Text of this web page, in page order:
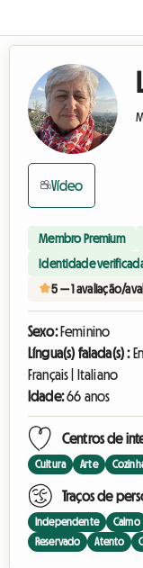
Vídeo
Membro Premium
Identidade
5 — 1 avaliação/
Sexo:Feminino
Língua(s) falada(s) :
Français | Italiano
Idade:66 anos
Centros de
Cultura Arte
Traços de
Independente Calmo
Reservado
Atento